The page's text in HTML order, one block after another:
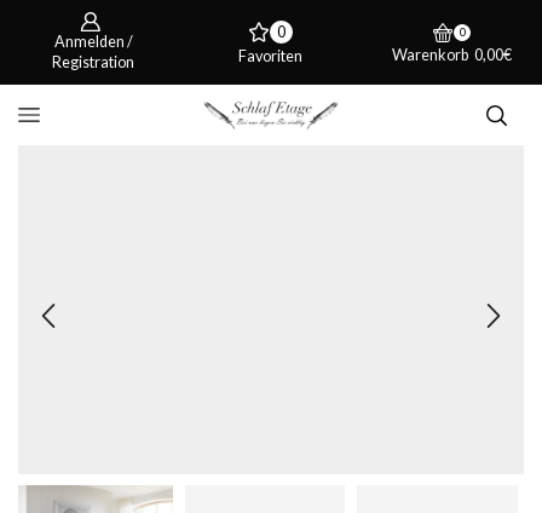
Anmelden /
Registration
0
Favoriten
0
Warenkorb 0,00€